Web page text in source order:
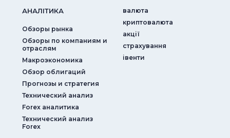
АНАЛIТИКА
Обзоры рынка
Обзоры по компаниям и
отраслям
Макроэкономика
Обзор облигаций
Прогнозы и стратегия
Технический анализ
Forex аналитика
Технический анализ
Forex
валюта
криптовалюта
акції
страхування
iвенти